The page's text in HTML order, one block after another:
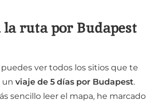
la ruta por Budapest
ver todos los sitios que te
un viaje de 5 días por Budapest.
sencillo leer el mapa, he marcado